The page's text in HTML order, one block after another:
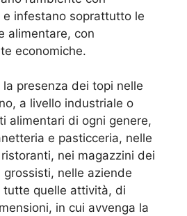
infestano soprattutto le
alimentare, con
economiche.
presenza dei topi nelle
a livello industriale o
alimentari di ogni genere,
e pasticceria, nelle
nei magazzini dei
nelle aziende
tutte quelle attività, di
in cui avvenga la